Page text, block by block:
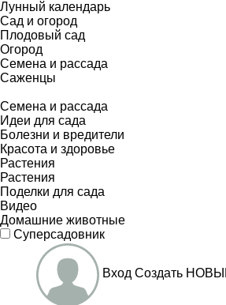
Лунный календарь
Сад и огород
Плодовый сад
Огород
Семена и рассада
Саженцы
Семена и рассада
Идеи для сада
Болезни и вредители
Красота и здоровье
Растения
Растения
Поделки для сада
Видео
Домашние животные
Суперсадовник
Вход Создать